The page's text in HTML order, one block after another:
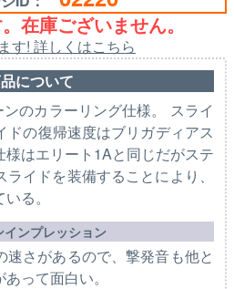
在庫ございません。
す! 詳しくはこちら
について
のカラーリング仕様。 スライ
ドの復帰速度はブリガディアス
はエリート1Aと同じだがステ
イドを装備することにより、
る。
インプレッション
速さがあるので、撃発音も他と
って面白い。